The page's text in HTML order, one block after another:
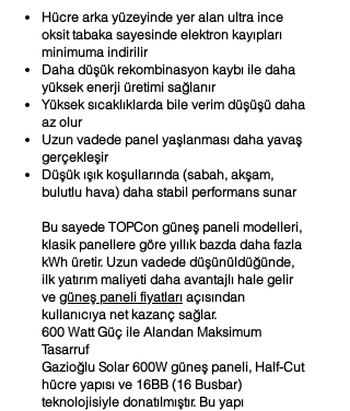
Hücre arka yüzeyinde yer alan ultra ince
oksit tabaka sayesinde elektron kayıpları
minimuma indirilir
Daha düşük rekombinasyon kaybı ile daha
yüksek enerji üretimi sağlanır
Yüksek sıcaklıklarda bile verim düşüşü daha
az olur
Uzun vadede panel yaşlanması daha yavaş
gerçekleşir
Düşük ışık koşullarında (sabah, akşam,
bulutlu hava) daha stabil performans sunar
Bu sayede TOPCon güneş paneli modelleri,
klasik panellere göre yıllık bazda daha fazla
kWh üretir. Uzun vadede düşünüldüğünde,
ilk yatırım maliyeti daha avantajlı hale gelir
ve güneş paneli fiyatları açısından
kullanıcıya net kazanç sağlar.
600 Watt Güç ile Alandan Maksimum
Tasarruf
Gazioğlu Solar 600W güneş paneli, Half-Cut
hücre yapısı ve 16BB (16 Busbar)
teknolojisiyle donatılmıştır. Bu yapı